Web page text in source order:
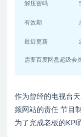
解压密码
有效期
最近更新
需要百度网盘超级会
作为曾经的电视台
频网站的责任 节目
为了完成老板的KPI